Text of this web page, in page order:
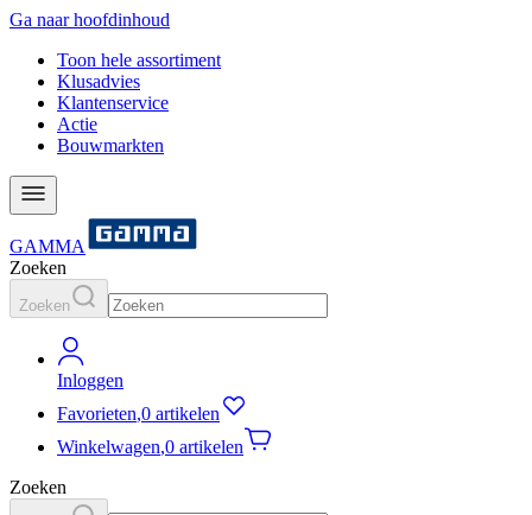
Ga naar hoofdinhoud
Toon hele assortiment
Klusadvies
Klantenservice
Actie
Bouwmarkten
GAMMA
Zoeken
Zoeken
Inloggen
Favorieten,0 artikelen
Winkelwagen,0 artikelen
Zoeken